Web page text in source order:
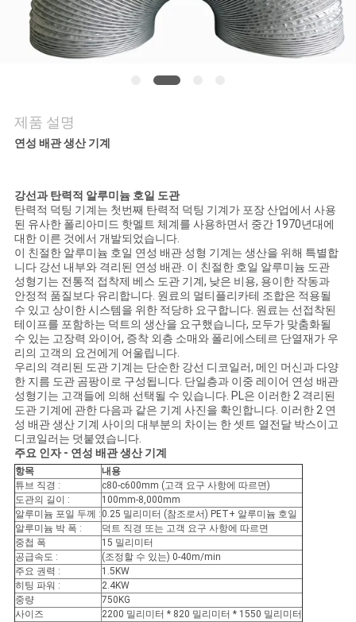
와
락
뉴
스
인
용
을
요
청
하
십
시
오
제품 설명
연성 배관 생산 기계
강선과 탄력적 알루미늄 호일 도관
탄력적 덕팅 기계는 첫번째 탄력적 덕팅 기계가 포장 산업에서 사용
된 유사한 폴리아미드 핫멜트 체계를 사용하면서 중간 1970년대에
대한 이른 것에서 개발되었습니다.
이 친절한 알루미늄 호일 연성 배관 성형 기계는 생산을 위해 특별합
니다 강선 내부와 격리된 연성 배관. 이 친절한 호일 알루미늄 도관
성형기는 전통적 접착제 베스 도관 기계, 낮은 비용, 용이한 작동과
안정적 품질보다 유리합니다. 원료의 멀티플리카테 조합은 적용될
수 있고 상이한 시스템을 위한 적당하 요구합니다. 원료는 선접착된
테이프를 포함하는 덕트의 생산을 요구했습니다, 모두가 맞춤화될
수 있는 고장력 와이어, 증착 외층 소매와 폴리에스테르 단열재가 우
리의 고객의 요건에게 어울립니다.
우리의 격리된 도관 기계는 단순한 강선 디코일러, 메인 머신과 다양
한 지름 도관 곰팡이로 구성됩니다. 단일층과 이중 레이어 연성 배관
성형기는 고객들에 의해 선택될 수 있습니다. PL은 이러한 2 격리된
도관 기계에 관한 다음과 같은 기계 사진을 확인합니다. 이러한 2 연
성 배관 생산 기계 사이의 대부분의 차이는 한 셋트 열전달 박스이고
디코일러는 덧붙였습니다.
주요 인자 - 연성 배관 생산 기계
항목
내용
튜브 직경 :
c80-c600mm (고객 요구 사항에 따르면)
도관의 길이 :
100mm-8,000mm
알루미늄 포일 두께 : 0.25 밀리미터 (참조로서) PET+ 알루미늄 호일
알루미늄 박 폭 :
덕트 직경 또는 고객 요구 사항에 따르면
중첩 폭
15 밀리미터
공급속도 :
(조정할 수 있는) 0-40m/min
주요 권력 :
1.5KW
히팅 파워 :
2.4KW
중량
750KG
사이즈
2200 밀리미터 * 820 밀리미터 * 1550 밀리미터